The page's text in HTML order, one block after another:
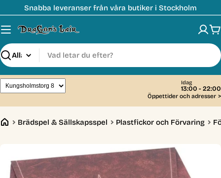
till
innehåll
Snabba leveranser från våra butiker i Stockholm
Sök
Idag
13:00 - 22:00
Öppettider och adresser >
Brädspel & Sällskapsspel Plastfickor och Förvaring